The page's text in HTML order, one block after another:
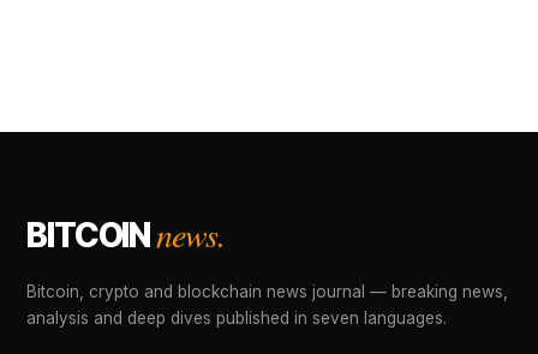
BITCOINnews.
Bitcoin, crypto and blockchain news journal — breaking news,
analysis and deep dives published in seven languages.